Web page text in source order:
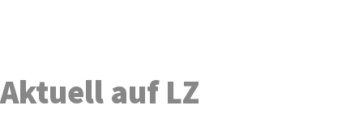
Aktuell auf LZ